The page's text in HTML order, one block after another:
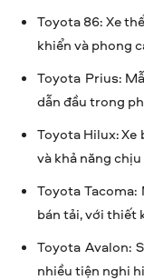
Toyota 86: Xe
khiển và phong
Toyota Prius:
dẫn đầu trong
Toyota Hilux:
và khả năng
Toyota
bán tải, với thiết
Toyota Avalon:
nhiều tiện nghi